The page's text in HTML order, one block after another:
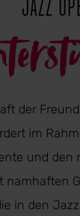
JAZZ
der
im
und den
namhaften
in den